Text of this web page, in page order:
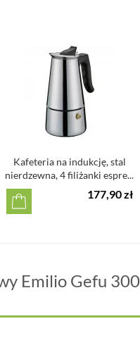
Kafeteria na indukcję, stal
nierdzewna, 4 filiżanki espre...
177,90 zł
Emilio Gefu